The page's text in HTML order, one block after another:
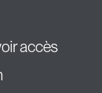
accès